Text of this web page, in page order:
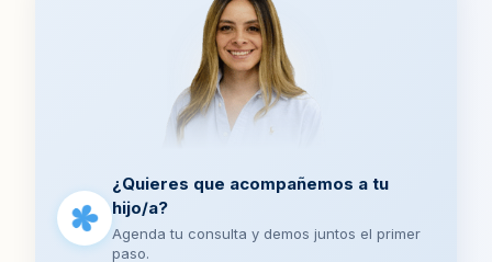
¿Quieres que acompañemos a tu
hijo/a?
Agenda tu consulta y demos juntos el primer
paso.